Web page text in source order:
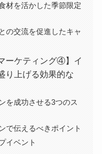
材を活かした季節限定
の交流を促進したキャ
ーケティング④】イ
り上げる効果的な
を成功させる3つのス
で伝えるべきポイント
イベント